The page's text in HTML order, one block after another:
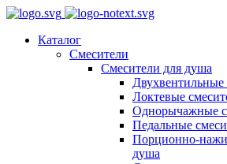
Каталог
Смесители
Смесители для душа
Двухвентильные
Локтевые
Однорычажные
Педальные
Порционно-
душа